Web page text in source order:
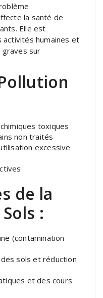
la santé de
Elle est
activités humaines et
graves sur
toxiques
non traités
excessive
de la
:
(contamination
sols et réduction
et des cours